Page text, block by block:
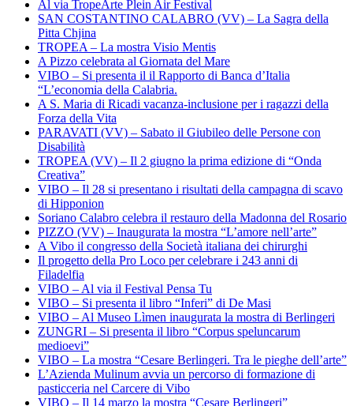
Al via TropeArte Plein Air Festival
SAN COSTANTINO CALABRO (VV) – La Sagra della
Pitta Chjina
TROPEA – La mostra Visio Mentis
A Pizzo celebrata al Giornata del Mare
VIBO – Si presenta il il Rapporto di Banca d’Italia
“L’economia della Calabria.
A S. Maria di Ricadi vacanza-inclusione per i ragazzi della
Forza della Vita
PARAVATI (VV) – Sabato il Giubileo delle Persone con
Disabilità
TROPEA (VV) – Il 2 giugno la prima edizione di “Onda
Creativa”
VIBO – Il 28 si presentano i risultati della campagna di scavo
di Hipponion
Soriano Calabro celebra il restauro della Madonna del Rosario
PIZZO (VV) – Inaugurata la mostra “L’amore nell’arte”
A Vibo il congresso della Società italiana dei chirurghi
Il progetto della Pro Loco per celebrare i 243 anni di
Filadelfia
VIBO – Al via il Festival Pensa Tu
VIBO – Si presenta il libro “Inferi” di De Masi
VIBO – Al Museo Lìmen inaugurata la mostra di Berlingeri
ZUNGRI – Si presenta il libro “Corpus speluncarum
medioevi”
VIBO – La mostra “Cesare Berlingeri. Tra le pieghe dell’arte”
L’Azienda Mulinum avvia un percorso di formazione di
pasticceria nel Carcere di Vibo
VIBO – Il 14 marzo la mostra “Cesare Berlingeri”